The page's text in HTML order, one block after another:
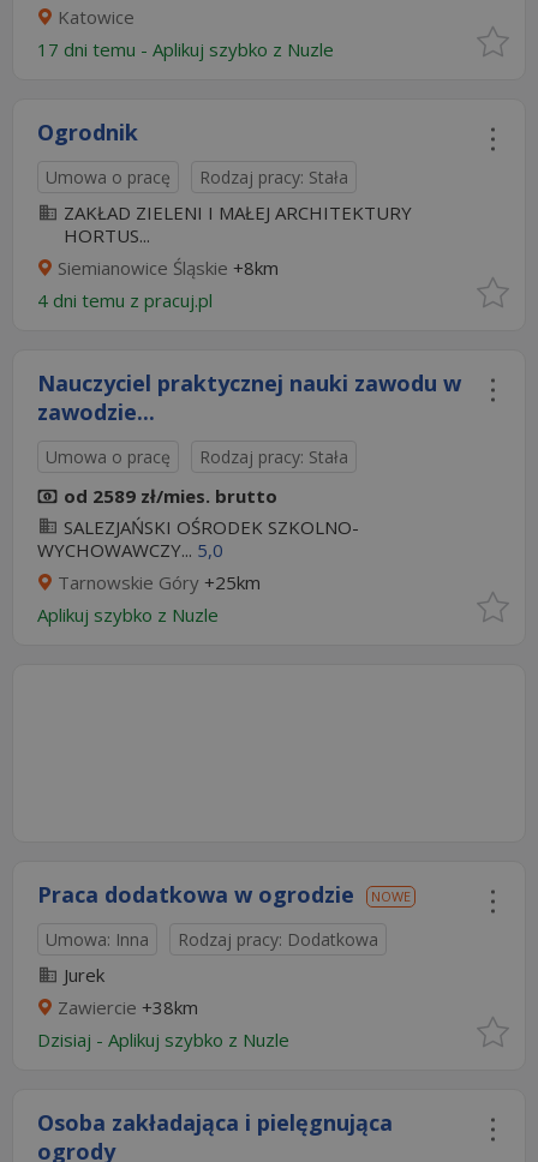
Katowice
17 dni temu - Aplikuj szybko z Nuzle
Ogrodnik
Umowa o pracę Rodzaj pracy: Stała
ZAKŁAD ZIELENI I MAŁEJ ARCHITEKTURY
HORTUS...
Siemianowice Śląskie +8km
4 dni temu z pracuj.pl
Nauczyciel praktycznej nauki zawodu w
zawodzie...
Umowa o pracę Rodzaj pracy: Stała
od 2589 zł/mies. brutto
SALEZJAŃSKI OŚRODEK SZKOLNO-
WYCHOWAWCZY... 5,0
Tarnowskie Góry +25km
Aplikuj szybko z Nuzle
Praca dodatkowa w ogrodzie NOWE
Umowa: Inna Rodzaj pracy: Dodatkowa
Jurek
Zawiercie +38km
Dzisiaj - Aplikuj szybko z Nuzle
Osoba zakładająca i pielęgnująca
ogrody